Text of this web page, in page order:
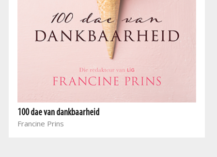
100 dae van dankbaarheid
Francine Prins